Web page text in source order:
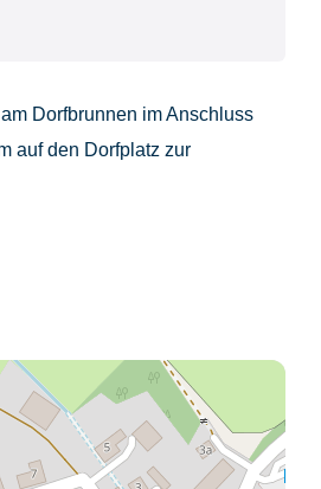
Dorfbrunnen im Anschluss
auf den Dorfplatz zur